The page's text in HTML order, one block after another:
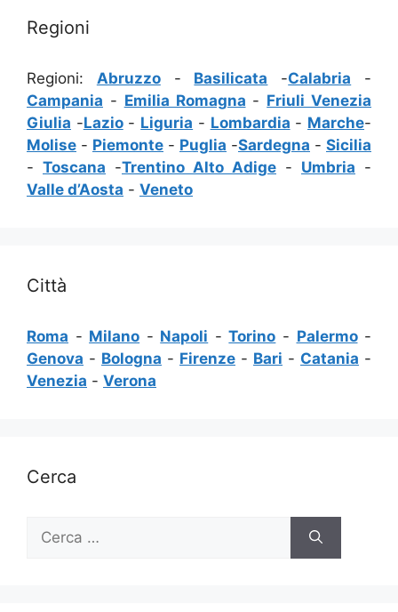
Regioni
Regioni: Abruzzo- Basilicata -Calabria -
Campania - Emilia Romagna - Friuli Venezia
Giulia -Lazio- Liguria - Lombardia - Marche-
Molise - Piemonte - Puglia -Sardegna - Sicilia
- Toscana -Trentino Alto Adige - Umbria -
Valle d’Aosta - Veneto
Città
Roma - Milano - Napoli -Torino - Palermo-
Genova - Bologna - Firenze - Bari - Catania -
Venezia - Verona
Cerca
per: